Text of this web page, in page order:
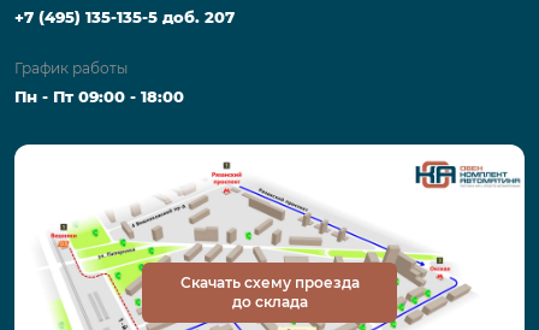
+7 (495) 135-135-5 доб. 207
График работы
Пн - Пт 09:00 - 18:00
Скачать схему проезда
до склада